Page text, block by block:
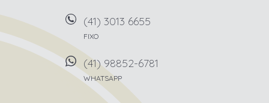
(41) 3013 6655
FIXO
(41) 98852-6781
WHATSAPP